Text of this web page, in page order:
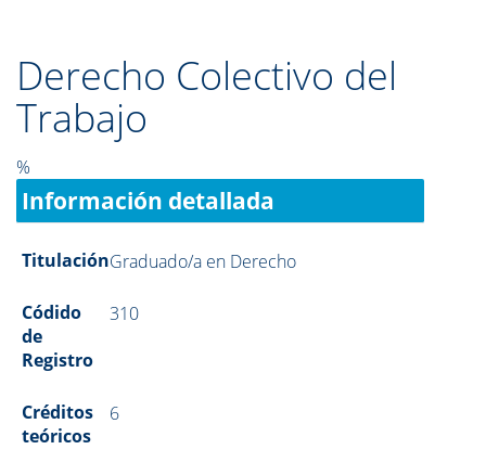
Derecho Colectivo del
Trabajo
%
Información detallada
TitulaciónGraduado/a en Derecho
Códido
de
Registro
310
Créditos
teóricos
6